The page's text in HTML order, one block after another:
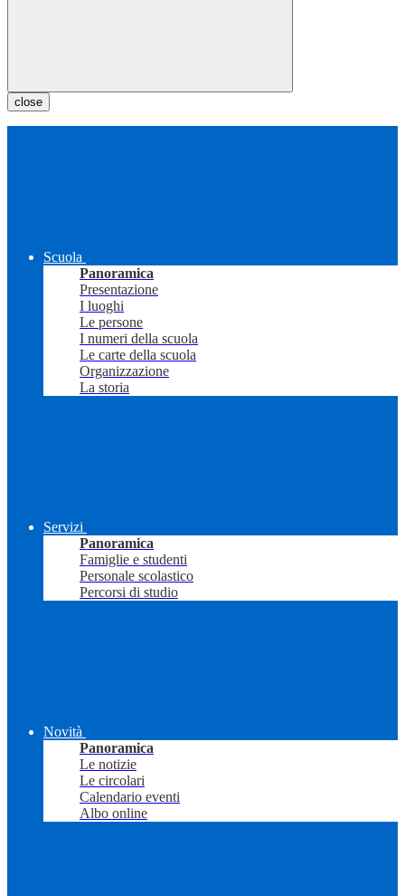
close
Scuola
Panoramica
Presentazione
I luoghi
Le persone
I numeri della scuola
Le carte della scuola
Organizzazione
La storia
Servizi
Panoramica
Famiglie e studenti
Personale scolastico
Percorsi di studio
Novità
Panoramica
Le notizie
Le circolari
Calendario eventi
Albo online